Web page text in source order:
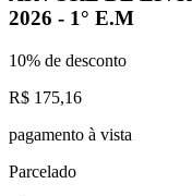
2026 - 1° E.M
10% de desconto
R$ 175,16
pagamento à vista
Parcelado